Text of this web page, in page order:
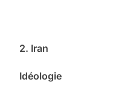
2. Iran
Idéologie